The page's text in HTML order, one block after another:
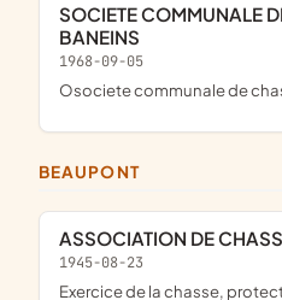
SOCIETE COMMUNALE DE CHASSE DE
BANEINS
1968-09-05
osociete communale de
BEAUPONT
ASSOCIATION DE
1945-08-23
exercice de la chasse, protection des proprietes et des